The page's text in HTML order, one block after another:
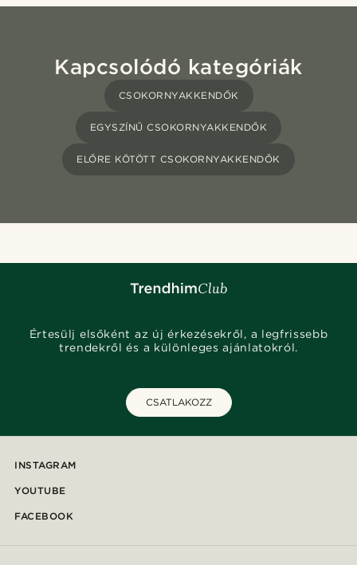
Kapcsolódó kategóriák
CSOKORNYAKKENDŐK
EGYSZÍNŰ CSOKORNYAKKENDŐK
ELŐRE KÖTÖTT CSOKORNYAKKENDŐK
Értesülj elsőként az új érkezésekről, a legfrissebb
trendekről és a különleges ajánlatokról.
CSATLAKOZZ
INSTAGRAM
YOUTUBE
FACEBOOK